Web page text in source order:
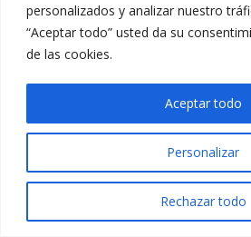
personalizados y analizar nuestro
“Aceptar todo” usted da su
de las cookies.
Personalizar
Rechazar todo
Aceptar todo
aquí.